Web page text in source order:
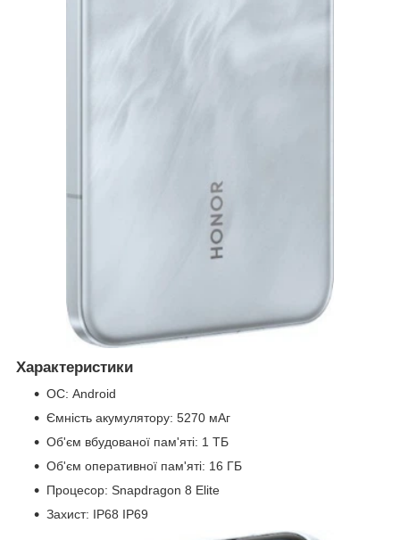
Характеристики
ОС: Android
Ємність акумулятору: 5270 мАг
Об'єм вбудованої пам'яті: 1 ТБ
Об'єм оперативної пам'яті: 16 ГБ
Процесор: Snapdragon 8 Elite
Захист: IP68 IP69